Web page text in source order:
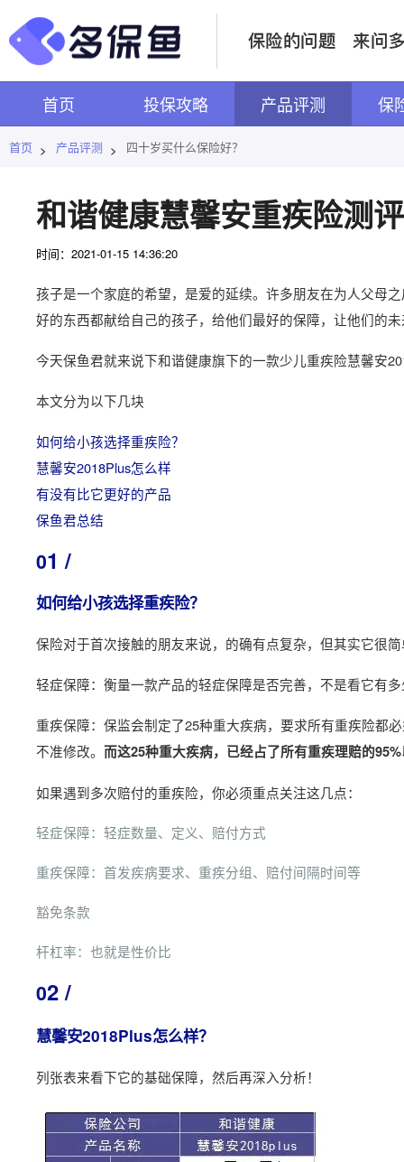
首页 投保攻略 产品评测 保
首页 > 产品评测 > 四十岁买什么保险好？
和谐健康慧馨安重疾险测评
时间：2021-01-15 14:36:20
孩子是一个家庭的希望，是爱的延续。许多朋友在为人父母
好的东西都献给自己的孩子，给他们最好的保障，让他们的
今天保鱼君就来说下和谐健康旗下的一款少儿重疾险慧馨安
本文分为以下几块
如何给小孩选择重疾险？
慧馨安2018Plus怎么样
有没有比它更好的产品
保鱼君总结
01 /
如何给小孩选择重疾险？
保险对于首次接触的朋友来说，的确有点复杂，但其实它很
轻症保障：衡量一款产品的轻症保障是否完善，不是看它有
重疾保障：保监会制定了25种重大疾病，要求所有重疾险都
不准修改。 而这25种重大疾病，已经占了所有重疾理赔的
如果遇到多次赔付的重疾险，你必须重点关注这几点：
轻症保障：轻症数量、定义、赔付方式
重疾保障：首发疾病要求、重疾分组、赔付间隔时间等
豁免条款
杆杠率：也就是性价比
02 /
慧馨安2018Plus怎么样？
列张表来看下它的基础保障，然后再深入分析！